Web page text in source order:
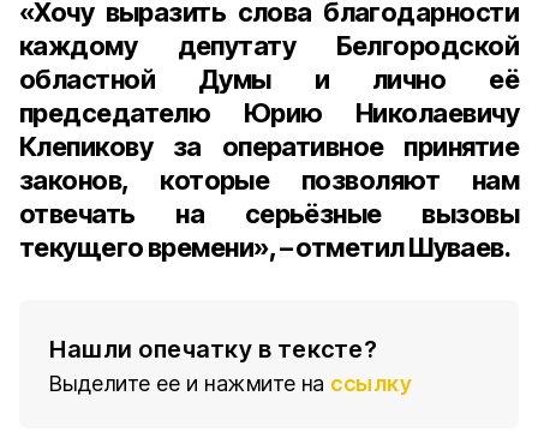
«Хочу выразить слова благодарности
каждому депутату Белгородской
областной Думы и лично её
председателю Юрию Николаевичу
Клепикову за оперативное принятие
законов, которые позволяют нам
отвечать на серьёзные вызовы
текущего времени», – отметил Шуваев.
Нашли опечатку в тексте?
Выделите ее и нажмите на ссылку